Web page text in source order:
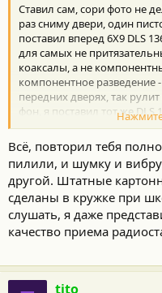
Ставил сам, сори фото не
раз сниму двери, один
поставил вперед 6Х9 DLS
для самых не
коаксалы, а не
компонентное разведение
передних дверях, так
фон, я поставил тот же DLS
В итоге это один вариант
своими руками во дворе
человека без
этого было бубнилово.
Второй вариант усилки,
Очень доволен, бюджет,
- в задние двери по
пара из Русь (фанера), в
см., иначе стекло задевало)
- плюс по 310 руб за пару
что бы не резать штатную
одна секунда.
Всё, повторил тебя
пилили, и шумку и
другой. Штатные
сделаны в кружке при
слушать, я даже
качество приема
tito